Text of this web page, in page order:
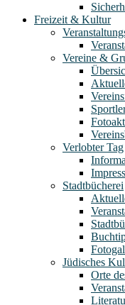
Freizeit & Kultur
Vereine &
Verlobter Tag
Stadtbücherei
Jüdisches
Orte